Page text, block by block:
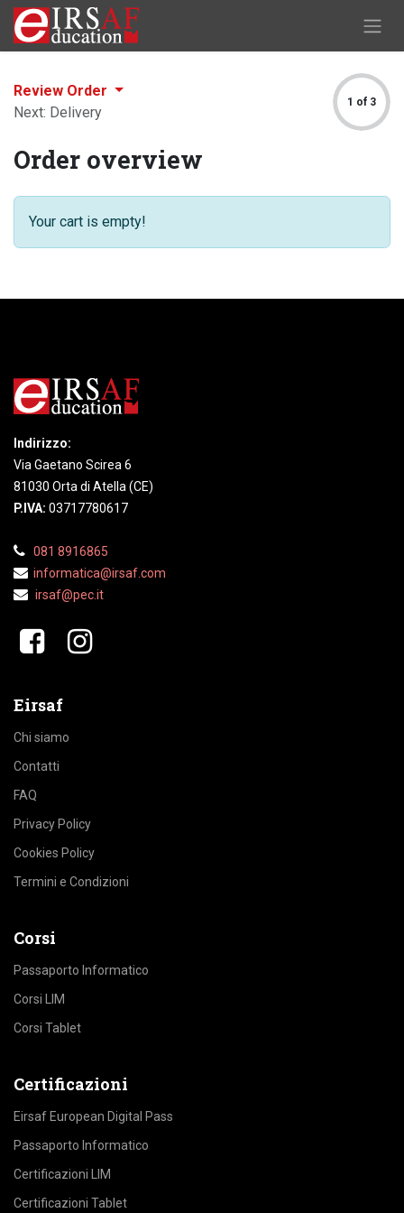
Skip to Content
Review Order
Next: Delivery
1 of 3
Order overview
Your cart is empty!
Indirizzo:
Via Gaetano Scirea 6
81030 Orta di Atella (CE)
P.IVA: 03717780617
081 8916865
informatica@irsaf.com
irsaf@pec.it
Eirsaf
Chi siamo
Contatti
FAQ
Privacy Policy
Cookies Policy
Termini e Condizioni
Corsi
Passaporto Informatico
Corsi LIM
Corsi Tablet
Certificazioni
Eirsaf European Digital Pass
Passaporto Informatico
Certificazioni LIM
Certificazioni Tablet